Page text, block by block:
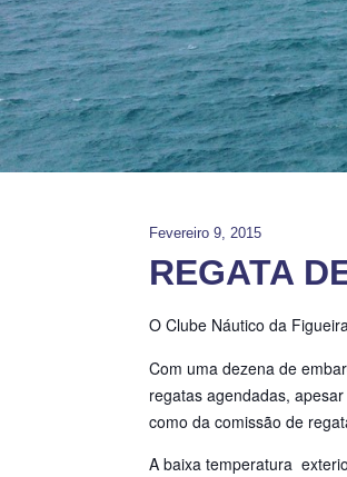
Fevereiro 9, 2015
REGATA
O Clube Náutico da
Com uma dezena de
regatas agendadas,
como da comissão de
A baixa temperatura